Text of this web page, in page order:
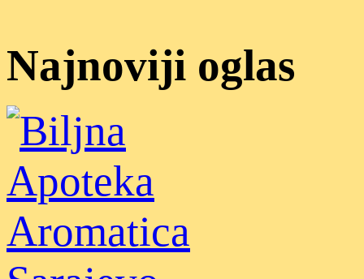
Najnoviji oglas